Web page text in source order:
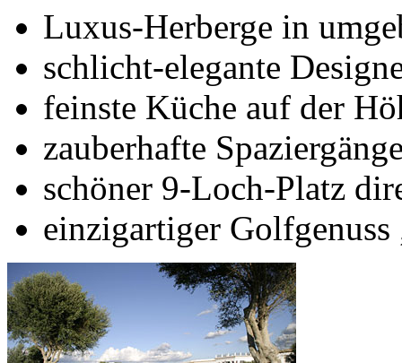
Luxus-Herberge in
schlicht-elegante
feinste Küche auf der
zauberhafte
schöner 9-Loch-Platz
einzigartiger Golfgenuss